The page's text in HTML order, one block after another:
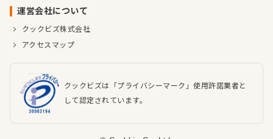
運営会社について
クックビズ株式会社
アクセスマップ
クックビズは「プライバシーマーク」使用許諾業者と
して認定されています。